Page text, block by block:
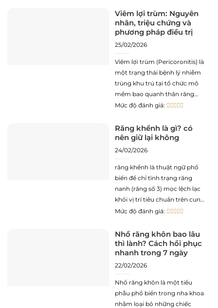
lộ diện các ống ngà. Theo
thuyết thủy động học, sự
Viêm lợi trùm: Nguyên
nhân, triệu chứng và
phương pháp điều trị
25/02/2026
Viêm lợi trùm (Pericoronitis) là
một trạng thái bệnh lý nhiễm
trùng khu trú tại tổ chức mô
mềm bao quanh thân răng
đang trong quá trình mọc,
(răng số 8). Tình trạng này
phát sinh do sự hình thành
một vạt nướu che
Mức độ đánh giá:
Răng khểnh là gì? có
nên giữ lại không
24/02/2026
răng khểnh là thuật ngữ phổ
biến để chỉ tình trạng răng
nanh (răng số 3) mọc lệch lạc
khỏi vị trí tiêu chuẩn trên cung
hàm. Mặc dù dưới góc độ
có thể tạo ra sự khác biệt về
diện mạo, nhưng dưới
Mức độ đánh giá:
Nhổ răng khôn bao lâu
thì lành? Cách hồi phục
nhanh trong 7 ngày
22/02/2026
Nhổ răng khôn là một tiểu
phẫu phổ biến trong nha khoa
nhằm loại bỏ những chiếc